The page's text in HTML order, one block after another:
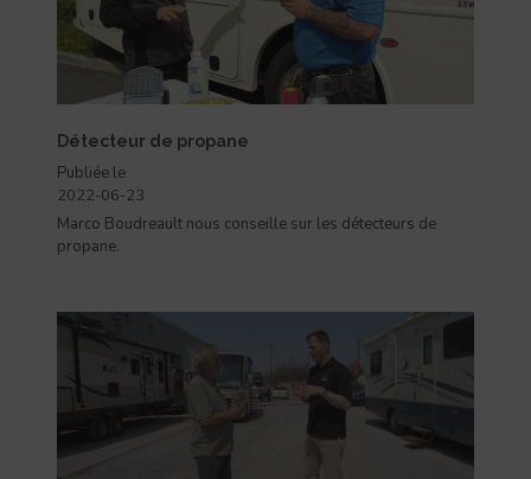
Détecteur de propane
Publiée le
2022-06-23
Marco Boudreault nous conseille sur les détecteurs de
propane.